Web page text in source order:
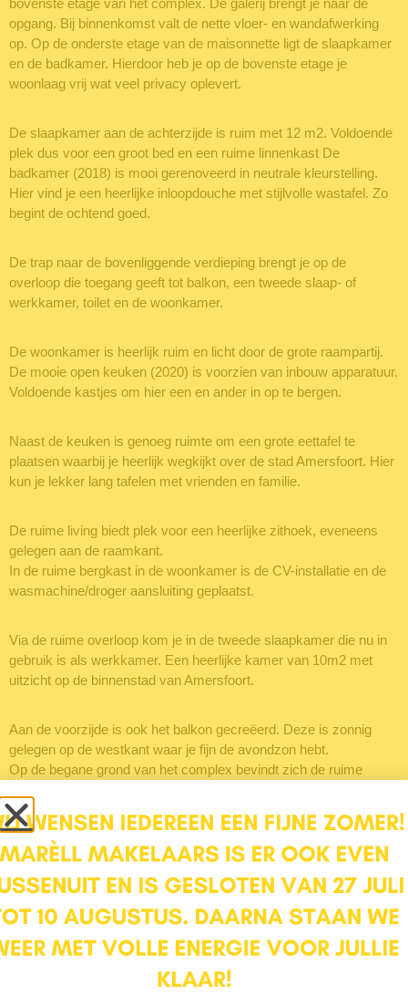
bovenste etage van het complex. De galerij brengt je naar de
opgang. Bij binnenkomst valt de nette vloer- en wandafwerking
op. Op de onderste etage van de maisonnette ligt de slaapkamer
en de badkamer. Hierdoor heb je op de bovenste etage je
woonlaag vrij wat veel privacy oplevert.
De slaapkamer aan de achterzijde is ruim met 12 m2. Voldoende
plek dus voor een groot bed en een ruime linnenkast De
badkamer (2018) is mooi gerenoveerd in neutrale kleurstelling.
Hier vind je een heerlijke inloopdouche met stijlvolle wastafel. Zo
begint de ochtend goed.
De trap naar de bovenliggende verdieping brengt je op de
overloop die toegang geeft tot balkon, een tweede slaap- of
werkkamer, toilet en de woonkamer.
De woonkamer is heerlijk ruim en licht door de grote raampartij.
De mooie open keuken (2020) is voorzien van inbouw apparatuur.
Voldoende kastjes om hier een en ander in op te bergen.
Naast de keuken is genoeg ruimte om een grote eettafel te
plaatsen waarbij je heerlijk wegkijkt over de stad Amersfoort. Hier
kun je lekker lang tafelen met vrienden en familie.
De ruime living biedt plek voor een heerlijke zithoek, eveneens
gelegen aan de raamkant.
In de ruime bergkast in de woonkamer is de CV-installatie en de
wasmachine/droger aansluiting geplaatst.
Via de ruime overloop kom je in de tweede slaapkamer die nu in
gebruik is als werkkamer. Een heerlijke kamer van 10m2 met
uitzicht op de binnenstad van Amersfoort.
Aan de voorzijde is ook het balkon gecreëerd. Deze is zonnig
gelegen op de westkant waar je fijn de avondzon hebt.
Op de begane grond van het complex bevindt zich de ruime
hier heel veel spullen stallen. Het complex met parkeerterrein is
afgesloten en niet openbaar toegankelijk.
Over de ligging: De woning is op korte fietsafstand van de
binnenstad van Amersfoort. Je dagelijkse boodschappen doe je
aan de Van Randwijckstraat. Hier bevinden zich een lekkere
bakker, slager en supermarkt. Uitvalswegen liggen heel dichtbij.
Dit is met recht een toplokatie te noemen!